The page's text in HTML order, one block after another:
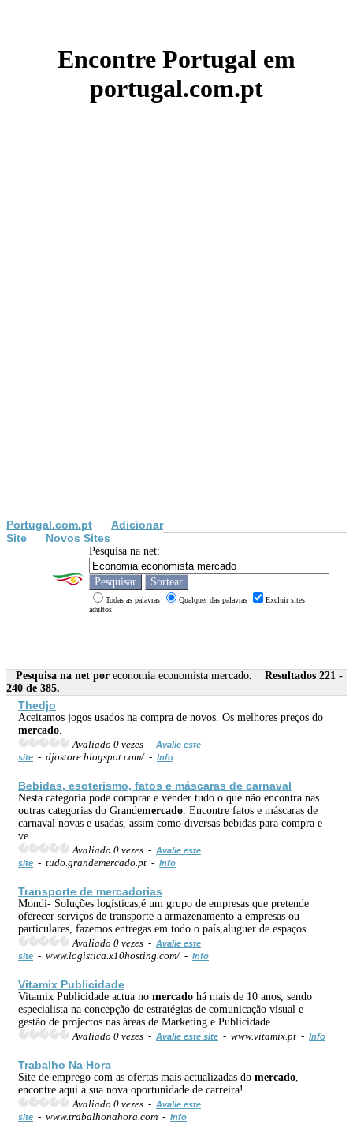
Encontre Portugal em
portugal.com.pt
Portugal.com.pt
Adicionar
Site
Novos Sites
Pesquisa na net:
Todas as palavras Qualquer das palavras
Excluir sites
adultos
Pesquisa na net por economia economista mercado. Resultados 221 -
240 de 385.
Thedjo
Aceitamos jogos usados na compra de novos. Os melhores preços do
mercado
Avaliado 0 vezes - Avalie este
site - djostore.blogspot.com/ - Info
Bebidas, esoterismo, fatos e máscaras de carnaval
Nesta categoria pode comprar e vender tudo o que não encontra nas
outras categorias do Grandemercado . Encontre fatos e máscaras de
carnaval novas e usadas, assim como diversas bebidas para compra e
ve
Avaliado 0 vezes - Avalie este
site - tudo.grandemercado.pt - Info
Transporte de mercadorias
Mondi- Soluções logísticas,é um grupo de empresas que pretende
oferecer serviços de transporte a armazenamento a empresas ou
particulares, fazemos entregas em todo o país,aluguer de espaços.
Avaliado 0 vezes - Avalie este
site - www.logistica.x10hosting.com/ - Info
Vitamix Publicidade
Vitamix Publicidade actua no mercado há mais de 10 anos, sendo
especialista na concepção de estratégias de comunicação visual e
gestão de projectos nas áreas de Marketing e Publicidade.
Avaliado 0 vezes - Avalie este site - www.vitamix.pt - Info
Trabalho Na Hora
Site de emprego com as ofertas mais actualizadas do mercado
encontre aqui a sua nova oportunidade de carreira!
Avaliado 0 vezes - Avalie este
site - www.trabalhonahora.com - Info